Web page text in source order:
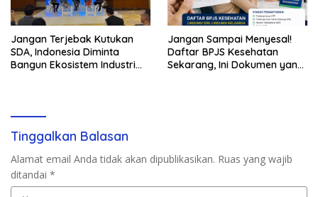
Jangan Terjebak Kutukan
SDA, Indonesia Diminta
Bangun Ekosistem Industri
Jangan Sampai Menyesal!
Daftar BPJS Kesehatan
Sekarang, Ini Dokumen yang
Tinggalkan Balasan
Alamat email Anda tidak akan dipublikasikan. Ruas yang wajib
ditandai *